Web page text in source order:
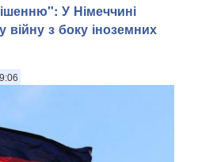
У Німеччині
війну з боку іноземних